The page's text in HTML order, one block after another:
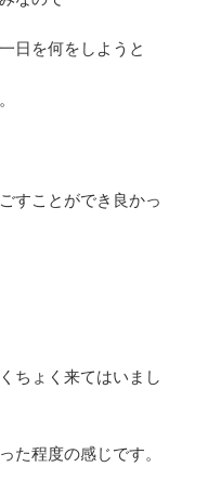
日を何をしようと
すことができ良かっ
ちょく来てはいまし
た程度の感じです。